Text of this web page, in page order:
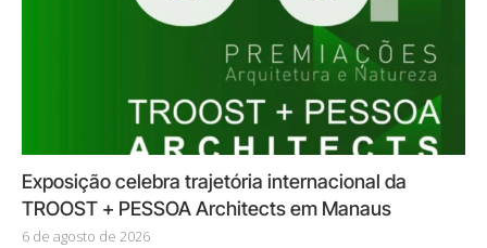
Exposição celebra trajetória internacional da
TROOST + PESSOA Architects em Manaus
6 de agosto de 2026